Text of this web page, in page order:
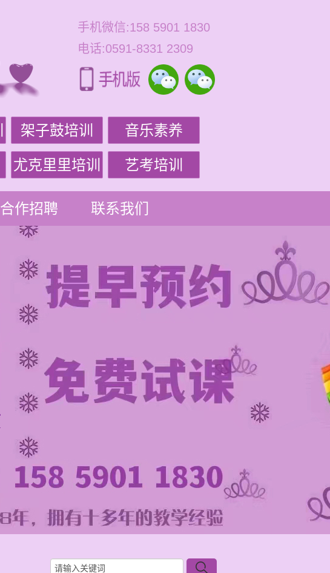
手机微信:158 5901 1830
电话:0591-8331 2309
架子鼓培训 音乐素养
尤克里里培训 艺考培训
合作招聘 联系我们